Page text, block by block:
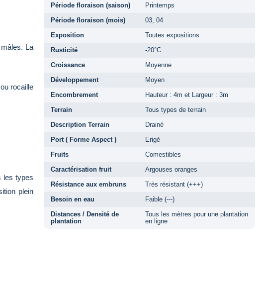
La
rocaille
les types
plein
Période floraison (saison)
Printemps
Période floraison (mois)
03, 04
Exposition
Toutes expositions
Rusticité
-20°C
Croissance
Moyenne
Développement
Moyen
Encombrement
Hauteur : 4m et Largeur : 3m
Terrain
Tous types de terrain
Description Terrain
Drainé
Port ( Forme Aspect )
Erigé
Fruits
Comestibles
Caractérisation fruit
Argouses oranges
Résistance aux embruns
Très résistant (+++)
Besoin en eau
Faible (---)
Distances / Densité de
plantation
Tous les mètres pour une plantation
en ligne